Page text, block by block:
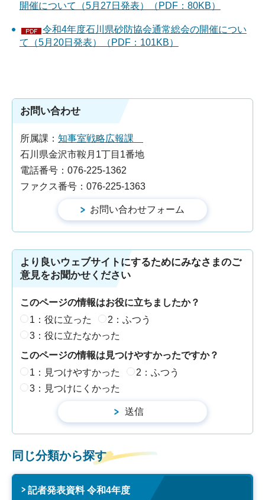
開催について（5月27日発表）（PDF：80KB）
令和4年度石川県砂防協会通常総会の開催につい
て（5月20日発表）（PDF：101KB）
お問い合わせ
所属課： 知事室戦略広報課
石川県金沢市鞍月1丁目1番地
電話番号：076-225-1362
ファクス番号：076-225-1363
より良いウェブサイトにするためにみなさまのご
意見をお聞かせください
このページの情報はお役に立ちましたか？
1：役に立った
2：ふつう
3：役に立たなかった
このページの情報は見つけやすかったですか？
1：見つけやすかった
2：ふつう
3：見つけにくかった
同じ分類から探す
記者発表資料 令和4年度